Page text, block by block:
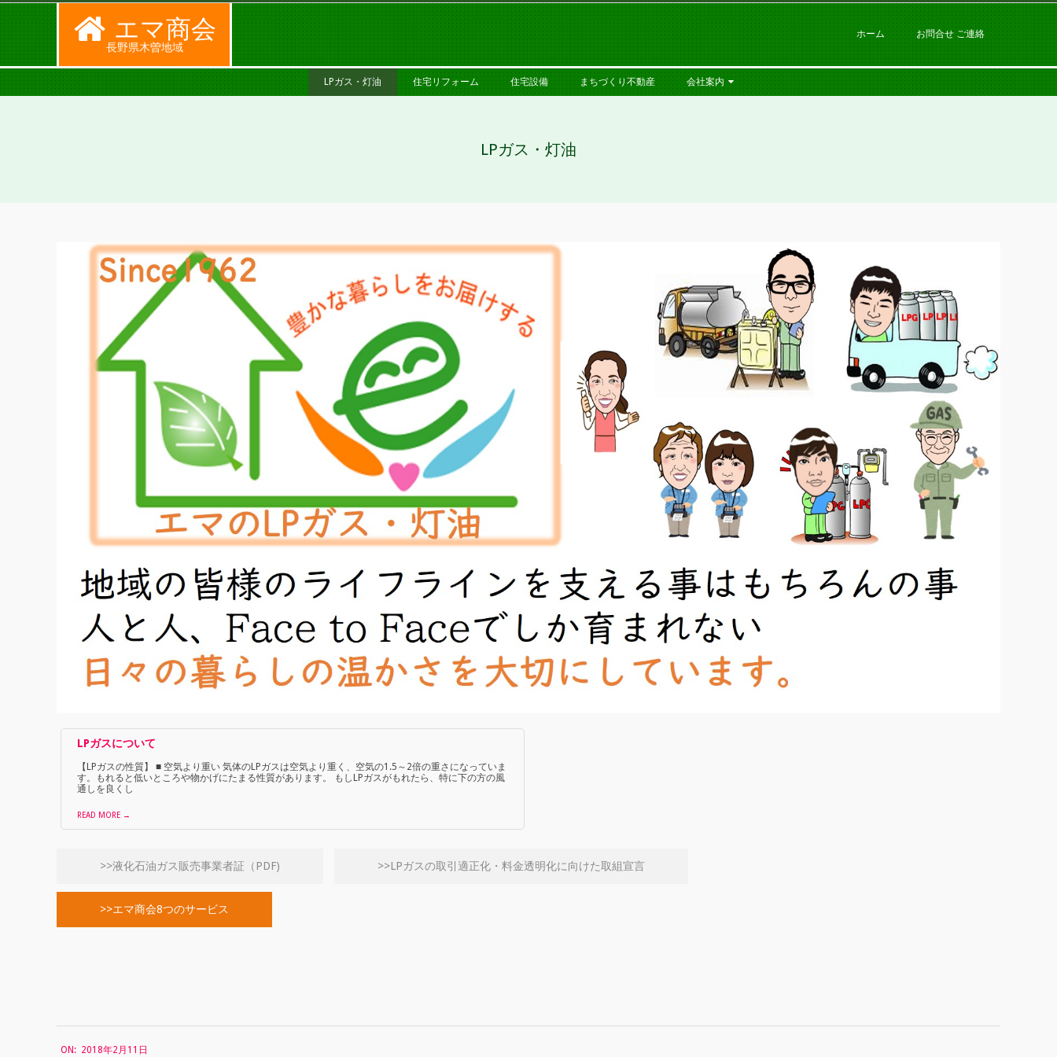
Skip
to
content
エマ商会
長野県木曽地域
PRIMARY
NAVIGATION
MENU
ホーム お問合せ ご連絡
SECONDARY
NAVIGATION
LPガス・灯油 住宅リフォーム 住宅設備 まちづくり不動産 会社案内
LPガス・灯油
LPガスについて
【LPガスの性質】 ■ 空気より重い 気体のLPガスは空気より重く、空気の1.5～2倍の重さになっていま
す。もれると低いところや物かげにたまる性質があります。 もしLPガスがもれたら、特に下の方の風
通しを良くし
READ MORE →
>>液化石油ガス販売事業者証（PDF) >>LPガスの取引適正化・料金透明化に向けた取組宣言
>>エマ商会8つのサービス
02-
ON: 2018年2月11日